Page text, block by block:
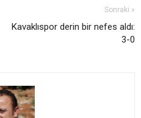
Sonraki »
Kavaklıspor derin bir nefes aldı:
3-0